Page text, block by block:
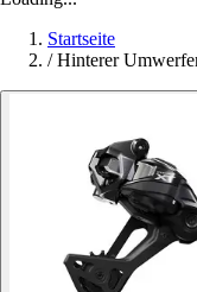
Startseite
/ Hinterer